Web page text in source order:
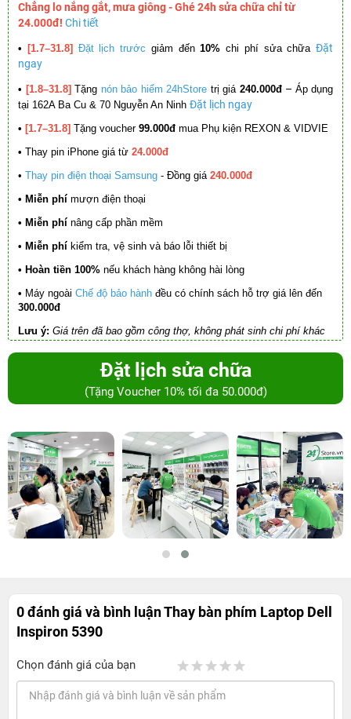
Chẳng lo nắng gắt, mưa giông - Ghé 24h sửa chữa chỉ từ
24.000đ! Chi tiết
• [1.7–31.8] Đặt lịch trước giảm đến10% chi phí sửa chữa Đặt
ngay
• [1.8–31.8] Tặng nón bảo hiểm 24hStore trị giá 240.000đ – Áp dụng
tại 162A Ba Cu & 70 Nguyễn An Ninh Đặt lịch ngay
• [1.7–31.8] Tặng voucher 99.000đ mua Phụ kiện REXON & VIDVIE
• Thay pin iPhone giá từ 24.000đ
• Thay pin điện thoại Samsung - Đồng giá 240.000đ
• Miễn phí mượn điện thoại
• Miễn phí nâng cấp phần mềm
• Miễn phí kiểm tra, vệ sinh và báo lỗi thiết bị
• Hoàn tiền 100% nếu khách hàng không hài lòng
• Máy ngoài Chế độ bảo hành đều có chính sách hỗ trợ giá lên đến
300.000đ
Lưu ý: Giá trên đã bao gồm công thợ, không phát sinh chi phí khác
Đặt lịch sửa chữa
(Tặng Voucher 10% tối đa 50.000đ)
0 đánh giá và bình luậnThay bàn phím Laptop Dell
Inspiron 5390
Chọn đánh giá của bạn